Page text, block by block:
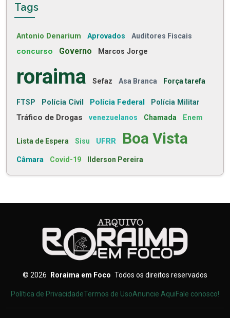
Tags
Antonio Denarium Aprovados Auditores Fiscais
concurso Governo Marcos Jorge
roraima Sefaz Asa Branca Força tarefa
FTSP Polícia Civil Polícia Federal Polícia Militar
Tráfico de Drogas venezuelanos Chamada Enem
Lista de Espera Sisu UFRR Boa Vista
Câmara Covid-19 Ilderson Pereira
© 2026 Roraima em Foco Todos os direitos reservados
Política de PrivacidadeTermos de UsoAnuncie AquiFale conosco!